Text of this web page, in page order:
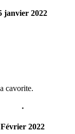
janvier 2022
cavorite.
•
Février 2022